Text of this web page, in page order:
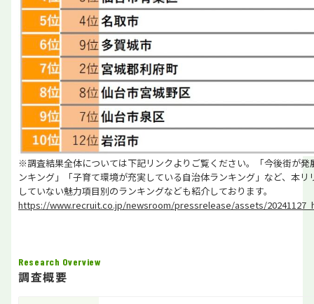
※調査結果全体については下記リンクよりご覧ください。「今後街が発
ンキング」「子育て環境が充実している自治体ランキング」など、本リ
していない魅力項目別のランキングなども紹介しております。
https://www.recruit.co.jp/newsroom/pressrelease/assets/
Research Overview
調査概要